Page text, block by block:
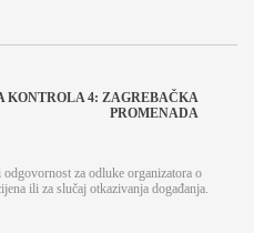
KONTROLA 4: ZAGREBAČKA
PROMENADA
za odluke organizatora o
ili za slučaj otkazivanja događanja.